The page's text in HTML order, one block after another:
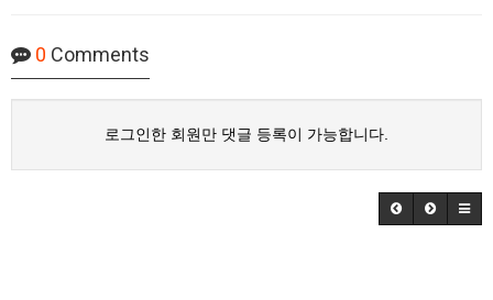
0 Comments
로그인한 회원만 댓글 등록이 가능합니다.